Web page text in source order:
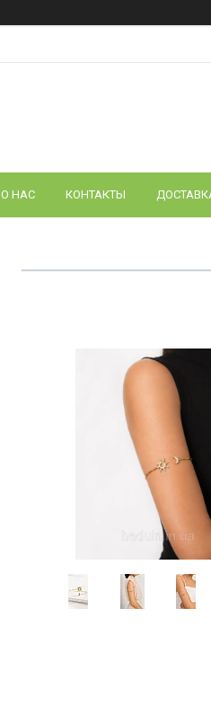
О НАС КОНТАКТЫ